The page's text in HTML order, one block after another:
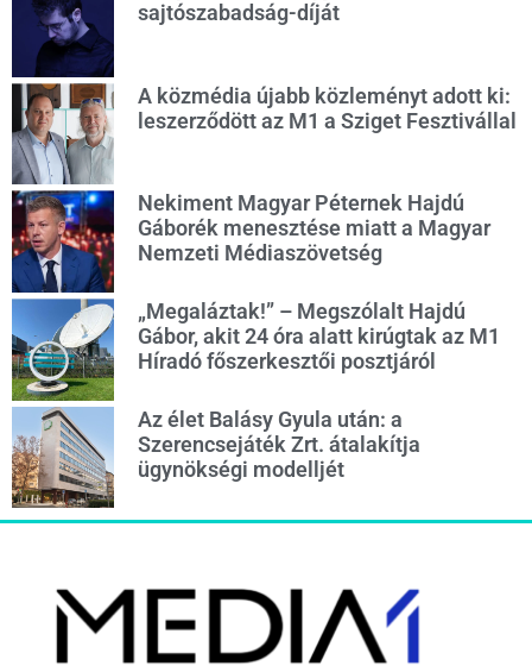
sajtószabadság-díját
A közmédia újabb közleményt adott ki:
leszerződött az M1 a Sziget Fesztivállal
Nekiment Magyar Péternek Hajdú
Gáborék menesztése miatt a Magyar
Nemzeti Médiaszövetség
„Megaláztak!” – Megszólalt Hajdú
Gábor, akit 24 óra alatt kirúgtak az M1
Híradó főszerkesztői posztjáról
Az élet Balásy Gyula után: a
Szerencsejáték Zrt. átalakítja
ügynökségi modelljét